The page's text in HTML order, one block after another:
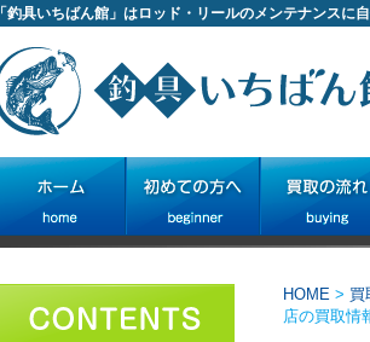
「釣具いちばん館」はロッド・リールのメンテナンスに
HOME > 買
店の買取情